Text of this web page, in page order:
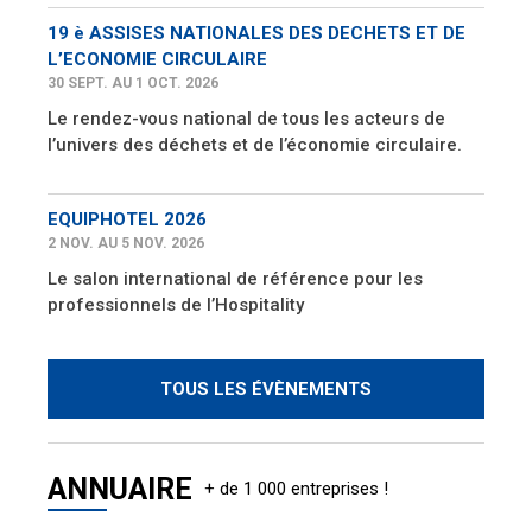
19 è ASSISES NATIONALES DES DECHETS ET DE
L’ECONOMIE CIRCULAIRE
30 SEPT. AU 1 OCT. 2026
Le rendez-vous national de tous les acteurs de
l’univers des déchets et de l’économie circulaire.
EQUIPHOTEL 2026
2 NOV. AU 5 NOV. 2026
Le salon international de référence pour les
professionnels de l’Hospitality
TOUS LES ÉVÈNEMENTS
ANNUAIRE